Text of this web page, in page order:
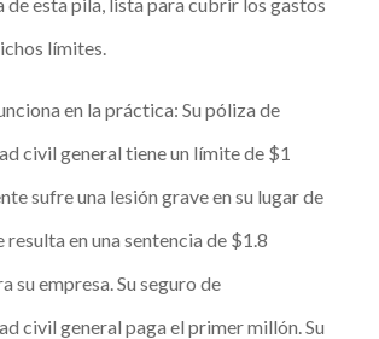
de esta pila, lista para cubrir los gastos
límites.
en la práctica: Su póliza de
civil general tiene un límite de $1
sufre una lesión grave en su lugar de
en una sentencia de $1.8
su empresa. Su seguro de
civil general paga el primer millón. Su